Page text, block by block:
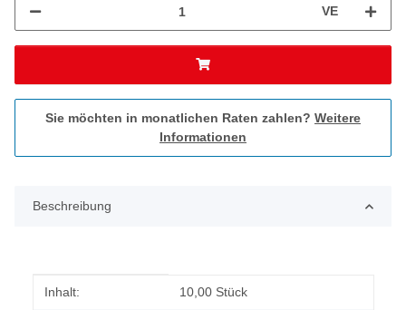
VE
Sie möchten in monatlichen Raten zahlen? Weitere
Informationen
Beschreibung
Produkteigenschaft
Wert
Inhalt: 10,00 Stück